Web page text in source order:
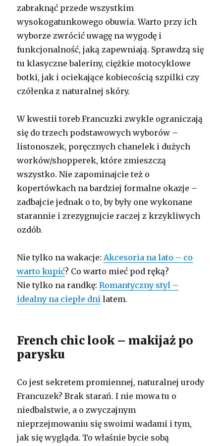
zabraknąć przede wszystkim
wysokogatunkowego obuwia. Warto przy ich
wyborze zwrócić uwagę na wygodę i
funkcjonalność, jaką zapewniają. Sprawdzą się
tu klasyczne baleriny, ciężkie motocyklowe
botki, jak i ociekające kobiecością szpilki czy
czółenka z naturalnej skóry.
W kwestii toreb Francuzki zwykle ograniczają
się do trzech podstawowych wyborów –
listonoszek, poręcznych chanelek i dużych
worków/shopperek, które zmieszczą
wszystko. Nie zapominajcie też o
kopertówkach na bardziej formalne okazje –
zadbajcie jednak o to, by były one wykonane
starannie i zrezygnujcie raczej z krzykliwych
ozdób.
Nie tylko na wakacje:Akcesoria na lato – co
warto kupić? Co warto mieć pod ręką?
Nie tylko na randkę:Romantyczny styl –
idealny na ciepłe dni latem.
French chic look – makijaż po
parysku
Co jest sekretem promiennej, naturalnej urody
Francuzek? Brak starań. I nie mowa tu o
niedbalstwie, a o zwyczajnym
nieprzejmowaniu się swoimi wadami i tym,
jak się wygląda. To właśnie bycie sobą